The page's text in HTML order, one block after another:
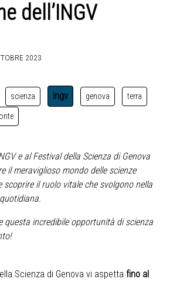
dell’INGV
2023
scienza ingv genova terra
e al Festival della Scienza di Genova
il meraviglioso mondo delle scienze
scoprire il ruolo vitale che svolgono nella
questa incredibile opportunità di scienza
Scienza di Genova vi aspetta fino al